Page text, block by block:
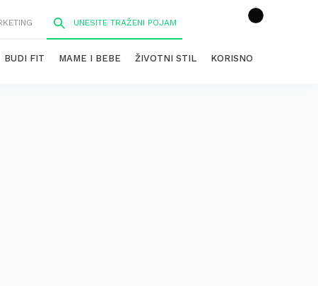
BUDI FIT MAME I BEBE ŽIVOTNI STIL KORISNO